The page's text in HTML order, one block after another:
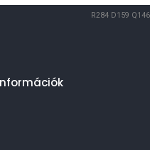
R284 D159 Q146